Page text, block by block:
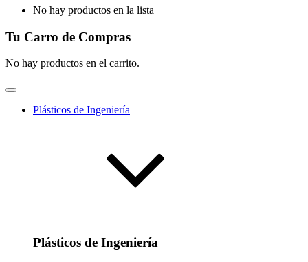
No hay productos en la lista
Tu Carro de Compras
No hay productos en el carrito.
Plásticos de Ingeniería
Plásticos de Ingeniería